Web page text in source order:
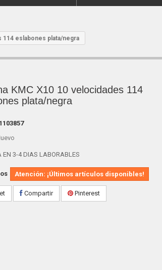
114 eslabones plata/negra
KMC X10 10 velocidades 114
plata/negra
1103857
EN 3-4 DIAS LABORABLES
Atención: ¡Últimos artículos disponibles!
Compartir Pinterest